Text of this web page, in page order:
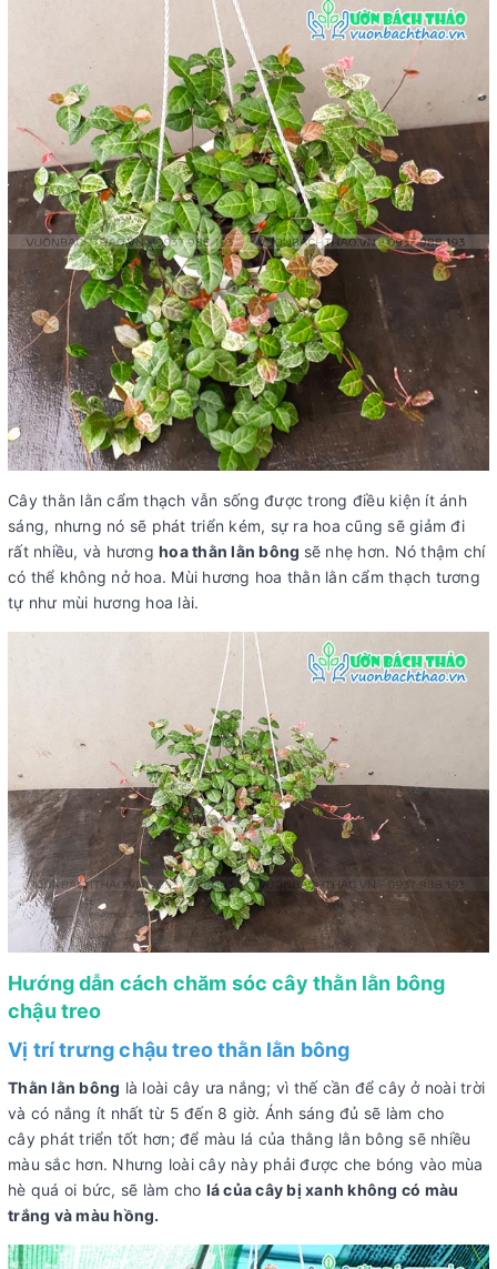
Cây thằn lằn cẩm thạch vẫn sống được trong điều kiện ít ánh
sáng, nhưng nó sẽ phát triển kém, sự ra hoa cũng sẽ giảm đi
rất nhiều, và hương hoa thằn lằn bông sẽ nhẹ hơn. Nó thậm chí
có thể không nở hoa. Mùi hương hoa thằn lằn cẩm thạch tương
tự như mùi hương hoa lài.
Hướng dẫn cách chăm sóc cây thằn lằn bông
chậu treo
Vị trí trưng chậu treo thằn lằn bông
Thằn lằn bông là loài cây ưa nắng; vì thế cần để cây ở noài trời
và có nắng ít nhất từ 5 đến 8 giờ. Ánh sáng đủ sẽ làm cho
cây phát triển tốt hơn; để màu lá của thằng lằn bông sẽ nhiều
màu sắc hơn. Nhưng loài cây này phải được che bóng vào mùa
hè quá oi bức, sẽ làm cho lá của cây bị xanh không có màu
trắng và màu hồng.